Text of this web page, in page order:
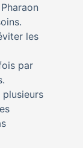
les
par
plusieurs